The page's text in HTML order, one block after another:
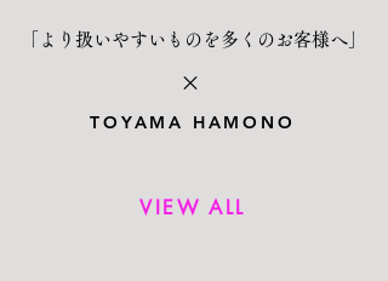
「より扱いやすいものを多くのお客様へ」
×
TOYAMA HAMONO
VIEW ALL